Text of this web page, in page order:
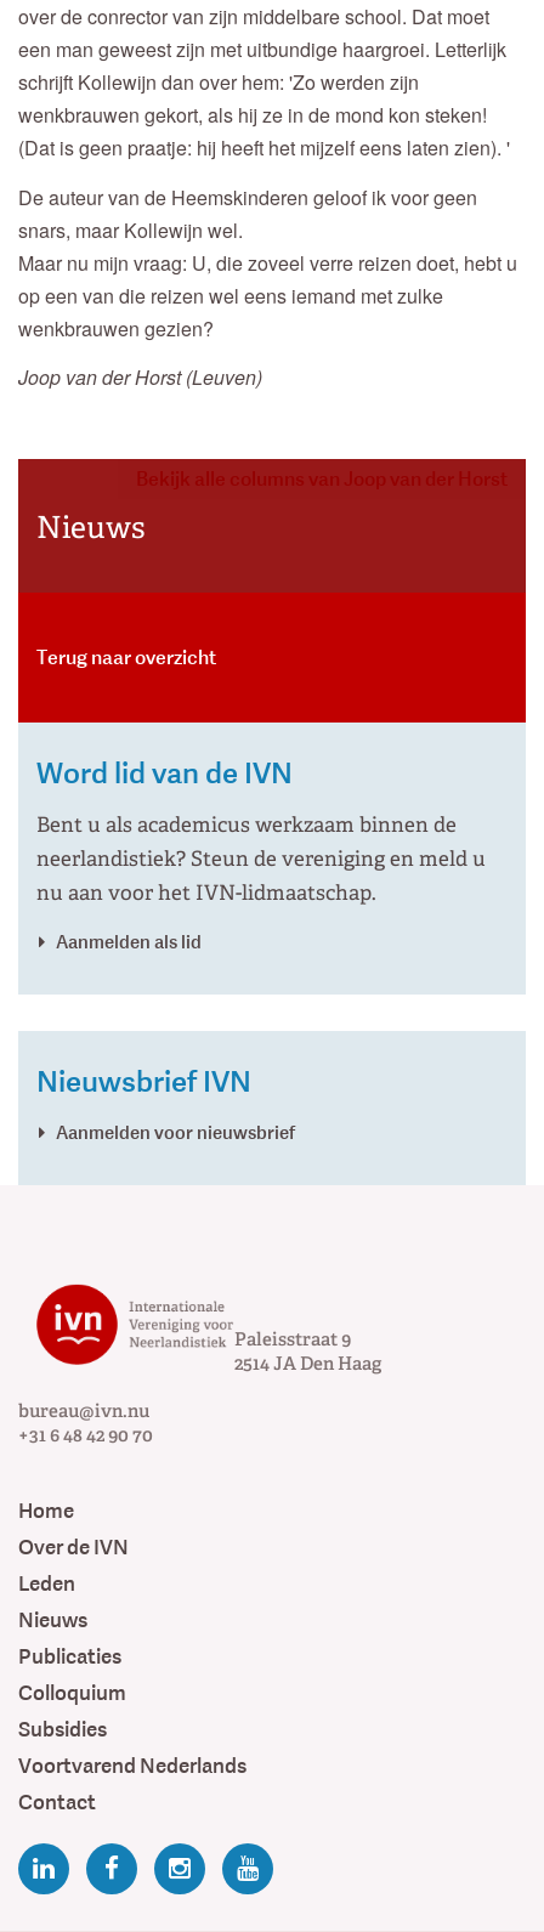
over de conrector van zijn middelbare school. Dat moet
een man geweest zijn met uitbundige haargroei. Letterlijk
schrijft Kollewijn dan over hem: 'Zo werden zijn
wenkbrauwen gekort, als hij ze in de mond kon steken!
(Dat is geen praatje: hij heeft het mijzelf eens laten zien). '
De auteur van de Heemskinderen geloof ik voor geen
snars, maar Kollewijn wel.
Maar nu mijn vraag: U, die zoveel verre reizen doet, hebt u
op een van die reizen wel eens iemand met zulke
wenkbrauwen gezien?
Joop van der Horst (Leuven)
Bekijk alle columns van Joop van der Horst
Nieuws
Terug naar overzicht
Word lid van de IVN
Bent u als academicus werkzaam binnen de
neerlandistiek? Steun de vereniging en meld u
nu aan voor het IVN-lidmaatschap.
Aanmelden als lid
Nieuwsbrief IVN
Aanmelden voor nieuwsbrief
Paleisstraat 9
2514 JADen Haag
bureau@ivn.nu
+31 6 48 42 90 70
Home
Over de IVN
Leden
Nieuws
Publicaties
Colloquium
Subsidies
Voortvarend Nederlands
Contact